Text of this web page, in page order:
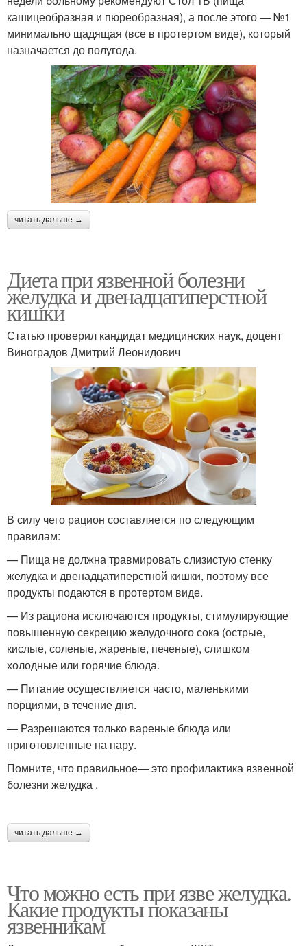
кашицеобразная и пюреобразная), а после этого — №1
минимально щадящая (все в протертом виде), который
назначается до полугода.
читать дальше →
Диета при язвенной болезни
желудка и двенадцатиперстной
кишки
Статью проверил кандидат медицинских наук, доцент
Виноградов Дмитрий Леонидович
В силу чего рацион составляется по следующим
правилам:
— Пища не должна травмировать слизистую стенку
желудка и двенадцатиперстной кишки, поэтому все
продукты подаются в протертом виде.
— Из рациона исключаются продукты, стимулирующие
повышенную секрецию желудочного сока (острые,
кислые, соленые, жареные, печеные), слишком
холодные или горячие блюда.
— Питание осуществляется часто, маленькими
порциями, в течение дня.
— Разрешаются только вареные блюда или
приготовленные на пару.
Помните, что правильное— это профилактика язвенной
болезни желудка .
читать дальше →
Что можно есть при язве желудка.
Какие продукты показаны
язвенникам